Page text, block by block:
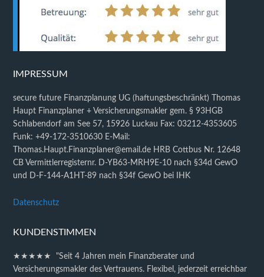
IMPRESSUM
secure future Finanzplanung UG (haftungsbeschränkt) Thomas
Haupt Finanzplaner + Versicherungsmakler gem. § 93HGB
Schlabendorf am See 57, 15926 Luckau Fax: 03212-4353605
Funk: +49-172-3510630 E-Mail:
Thomas.Haupt.Finanzplaner@email.de HRB Cottbus Nr. 12648
CB Vermittlerregisternr. D-YB63-MRH9E-10 nach §34d GewO
und D-F-144-A1HT-89 nach §34f GewO bei IHK
Datenschutz
KUNDENSTIMMEN
★★★★★ "Seit 4 Jahren mein Finanzberater und
Versicherungsmakler des Vertrauens. Flexibel, jederzeit erreichbar